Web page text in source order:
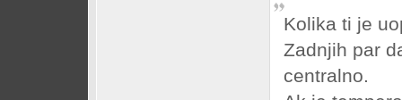
Kolika ti je
Zadnjih par
centralno.